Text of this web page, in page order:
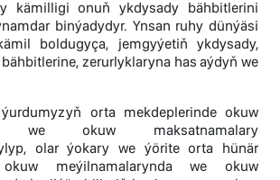
kämilligi onuň ykdysady bähbitlerini
binýadydyr. Ynsan ruhy dünýäsi
boldugyça, jemgyýetiň ykdysady,
zerurlyklaryna has aýdyň we
orta mekdeplerinde okuw
we okuw maksatnamalary
olar ýokary we ýörite orta hünär
okuw meýilnamalarynda we okuw